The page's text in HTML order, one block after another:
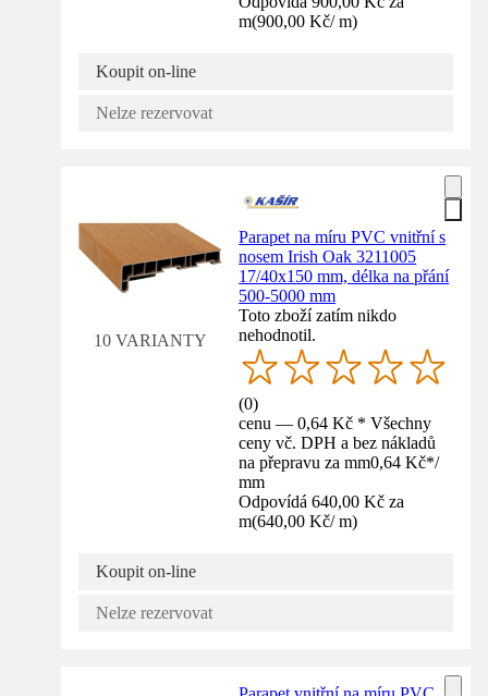
m(900,00 Kč/ m)
Koupit on-line
Nelze rezervovat
10 VARIANTY
Parapet na míru PVC vnitřní s
nosem Irish Oak 3211005
17/40x150 mm, délka na přání
500-5000 mm
Toto zboží zatím nikdo
nehodnotil.
(0)
cenu — 0,64 Kč * Všechny
ceny vč. DPH a bez nákladů
na přepravu za mm0,64 Kč*/
mm
Odpovídá 640,00 Kč za
m(640,00 Kč/ m)
Koupit on-line
Nelze rezervovat